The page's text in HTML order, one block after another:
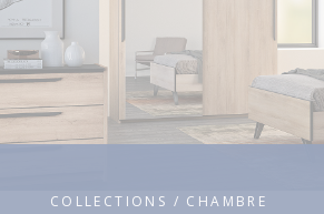
COLLECTIONS / CHAMBRE